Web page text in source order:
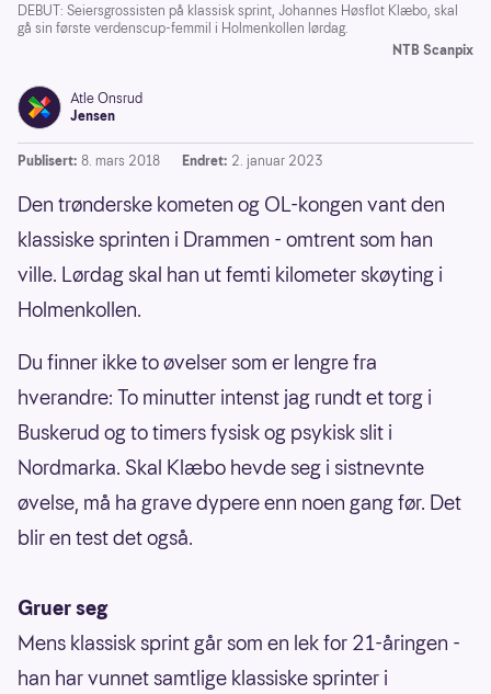
DEBUT: Seiersgrossisten på klassisk sprint, Johannes Høsflot Klæbo, skal
gå sin første verdenscup-femmil i Holmenkollen lørdag.
NTB Scanpix
Atle Onsrud
Jensen
Publisert: 8. mars 2018 Endret: 2. januar 2023
Den trønderske kometen og OL-kongen vant den
klassiske sprinten i Drammen - omtrent som han
ville. Lørdag skal han ut femti kilometer skøyting i
Holmenkollen.
Du finner ikke to øvelser som er lengre fra
hverandre: To minutter intenst jag rundt et torg i
Buskerud og to timers fysisk og psykisk slit i
Nordmarka. Skal Klæbo hevde seg i sistnevnte
øvelse, må ha grave dypere enn noen gang før. Det
blir en test det også.
Gruer seg
Mens klassisk sprint går som en lek for 21-åringen -
han har vunnet samtlige klassiske sprinter i